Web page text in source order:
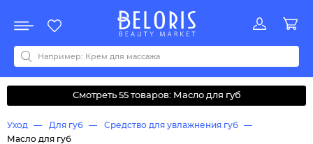
Акции
Все бренды
0-9ABCDEFGHIJKLMNOPQRSTUVWYZАБВДЗИМОКЛНПРСТУФ
Смотреть 55 товаров: Масло для губ
Уход Для губ
Средство для увлажнения губ
Масло для губ